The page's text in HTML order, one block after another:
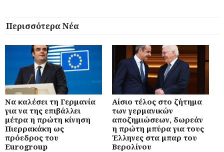
Περισσότερα Νέα
Να καλέσει τη Γερμανία
για να της επιβάλλει
μέτρα η πρώτη κίνηση
Πιερρακάκη ως
πρόεδρος του
Eurogroup
Αίσιο τέλος στο ζήτημα
των γερμανικών
αποζημιώσεων, δωρεάν
η πρώτη μπύρα για τους
Έλληνες στα μπαρ του
Βερολίνου